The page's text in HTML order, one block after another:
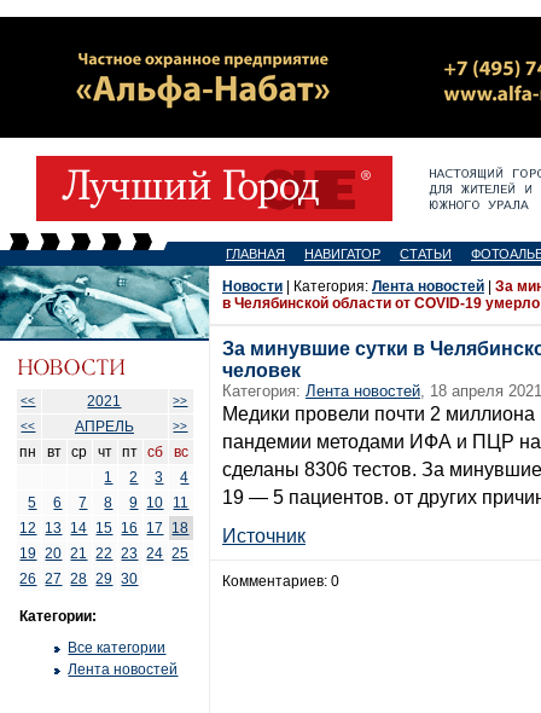
ГЛАВНАЯ НАВИГАТОР СТАТЬИ
<< 2021
>>
<<
АПРЕЛЬ >>
пн вт ср чт пт сб
вс
1
2 3
4
5
6 7 8 9 10
11
12
13 14 15 16 17
18
19 20 21 22 23 24 25
26
27 28 29 30
Категории:
Все категории
Лента новостей
Новости | Категория: Лента новостей
За
в Челябинской области от COVID-19
За минувшие сутки в
человек
Категория: Лента новостей, 18 апреля
Медики провели почти 2
пандемии методами ИФА и ПЦР
сделаны 8306 тестов. За
19 — 5 пациентов. от других
Источник
Комментариев: 0